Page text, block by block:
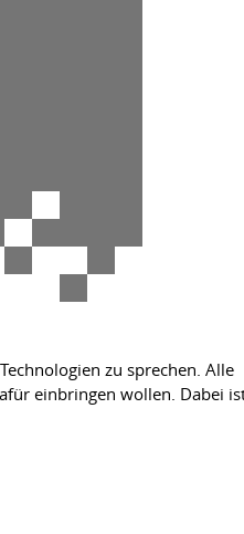
zu sprechen. Alle
einbringen wollen. Dabei